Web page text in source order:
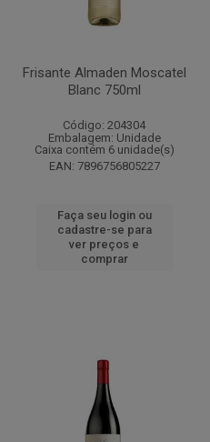
Frisante Almaden Moscatel
Blanc 750ml
Código: 204304
Embalagem: Unidade
Caixa contém 6 unidade(s)
EAN: 7896756805227
Faça seu login ou
cadastre-se para
ver preços e
comprar